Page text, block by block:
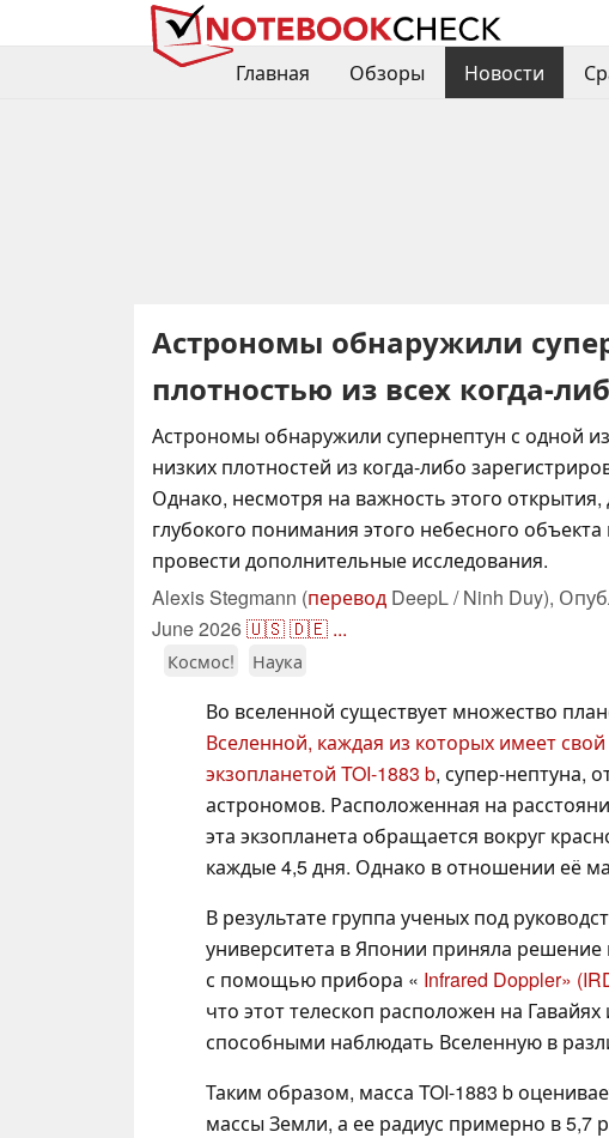
Главная
Обзоры Новости
Астрономы обнаружили
плотностью из всех когда-
Астрономы обнаружили супернептун с одной
низких плотностей из когда-либо
Однако, несмотря на важность этого открытия,
глубокого понимания этого небесного объекта
провести дополнительные исследования.
Alexis Stegmann (перевод DeepL / Ninh Duy),
June 2026🇺🇸🇩🇪 ...
Космос! Наука
Во вселенной существует множество
Вселенной, каждая из которых имеет
экзопланетой TOI-1883 b, супер-нептуна,
астрономов. Расположенная на
эта экзопланета обращается вокруг
каждые 4,5 дня. Однако в отношении её
В результате группа ученых под
университета в Японии приняла решение
с помощью прибора « Infrared Doppler»
что этот телескоп расположен на
способными наблюдать Вселенную в
Таким образом, масса TOI-1883 b
массы Земли, а ее радиус примерно в 5,7